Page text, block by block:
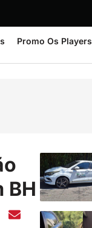
Promo Os Players
BH